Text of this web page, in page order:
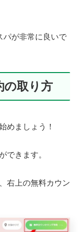
パが非常に良いで
の取り方
めましょう！
できます。
右上の無料カウン